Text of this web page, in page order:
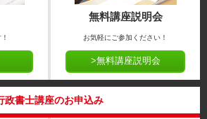
無料講座説明会
お気軽にご参加ください！
>無料講座説明会
政書士講座のお申込み